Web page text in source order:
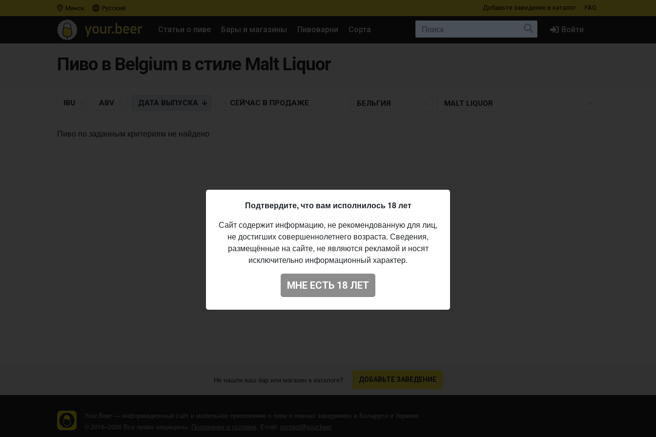
Минск Русский Добавьте заведение в каталог FAQ
Статьи о пиве Бары и магазины Пивоварни Сорта Войти
Пиво в Belgium в стиле Malt Liquor
IBU ABV ДАТА ВЫПУСКА СЕЙЧАС В ПРОДАЖЕ БЕЛЬГИЯ MALT LIQUOR
Пиво по заданным критериям не найдено
Не нашли ваш бар или магазин в каталоге? ДОБАВЬТЕ ЗАВЕДЕНИЕ
Your.Beer — информационный сайт и мобильное приложение о пиве и пивных заведениях в Беларуси и Украине
© 2016–2026 Все права защищены. Положения и условия. Email: contact@your.beer
Подтвердите, что вам исполнилось 18 лет
Сайт содержит информацию, не рекомендованную для лиц,
не достигших совершеннолетнего возраста. Сведения,
размещённые на сайте, не являются рекламой и носят
исключительно информационный характер.
МНЕ ЕСТЬ 18 ЛЕТ